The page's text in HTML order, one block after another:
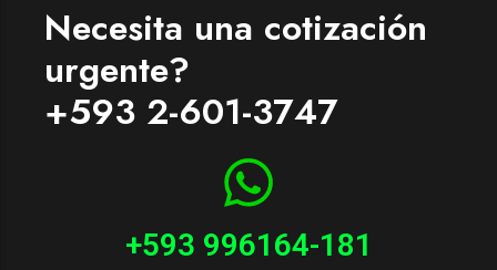
Necesita una cotización
urgente?
+593 2-601-3747
+593 996164-181